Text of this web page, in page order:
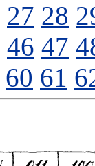
27 28
46 47
60 61